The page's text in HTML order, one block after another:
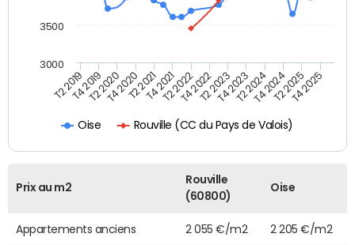
Oise Rouville (CC du Pays de Valois)
T2 2019T4 2019T2 2020T4 2020T2 2021T4 2021T2 2022T4 2022T2 2023T4 2023T2 2024T4 2024T2 2025T4 2025
3000
3500
Prix au m2
Rouville
(60800)
Oise
Appartements anciens 2 055 €/m2 2 205 €/m2